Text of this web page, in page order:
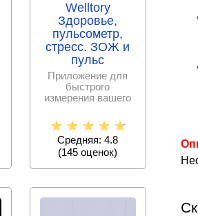
Welltory
Здоровье,
пульсометр,
стресс. ЗОЖ и
пульс
Приложение для
быстрого
измерения вашего
показателей
стресса, качества
сна и
Средняя: 4.8
(145 оценок)